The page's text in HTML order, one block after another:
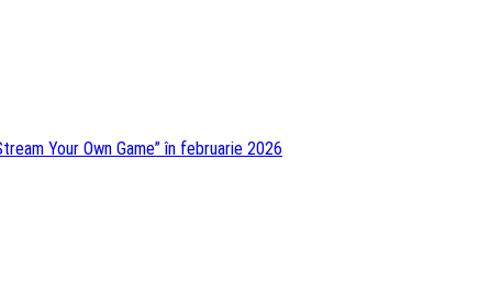
Your Own Game” în februarie 2026